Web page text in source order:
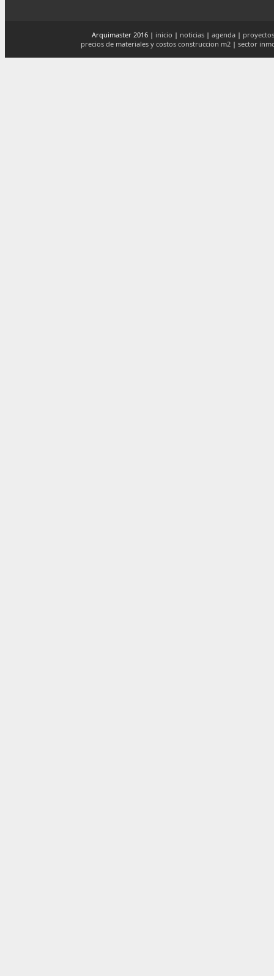
Arquimaster 2016 | inicio | noticias| agenda|
precios de materiales y costos construccion m2 | sector